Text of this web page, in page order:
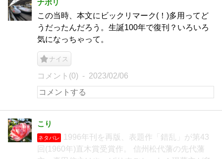
ナポリ
この当時、本文にビックリマーク(！)多用ってど
うだったんだろう。生誕100年で復刊？いろいろ
気になっちゃって。
ナイス
コメント(0) 2023/02/06
こり
ネタバレ
1996年刊を再版、表題作「錯乱」が第43
回(1960年)直木賞受賞作。 信州松代藩の先代藩